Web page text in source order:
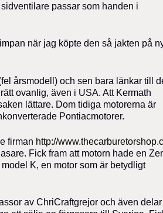
passar som handen i
när jag köpte den så jakten på
årsmodell) och sen bara länkar till
ovanlig, även i USA. Att Kermath
lättare. Dom tidiga motorerna är
Pontiacmotorer.
firman http://
Fick fram att motorn hade en
K, en motor som är betydligt
av ChriCraftgrejor och även